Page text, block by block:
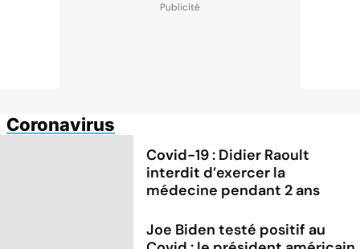
Coronavirus
Covid-19 : Didier Raoult
interdit d’exercer la
médecine pendant 2 ans
Joe Biden testé positif au